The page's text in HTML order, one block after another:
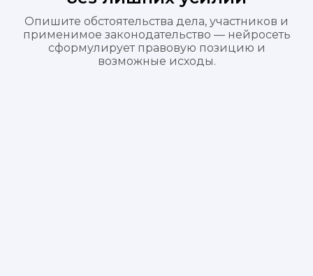
Опишите обстоятельства дела, участников и
применимое законодательство — нейросеть
сформулирует правовую позицию и
возможные исходы.